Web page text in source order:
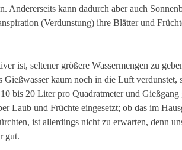
Andererseits kann dadurch aber auch
(Verdunstung) ihre Blätter und
ist, seltener größere Wassermengen zu
Gießwasser kaum noch in die Luft
bis 20 Liter pro Quadratmeter und
Laub und Früchte eingesetzt; ob das im
ist allerdings nicht zu erwarten, denn
gut.